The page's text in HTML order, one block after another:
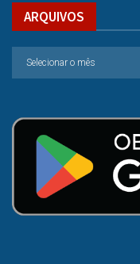
ARQUIVOS